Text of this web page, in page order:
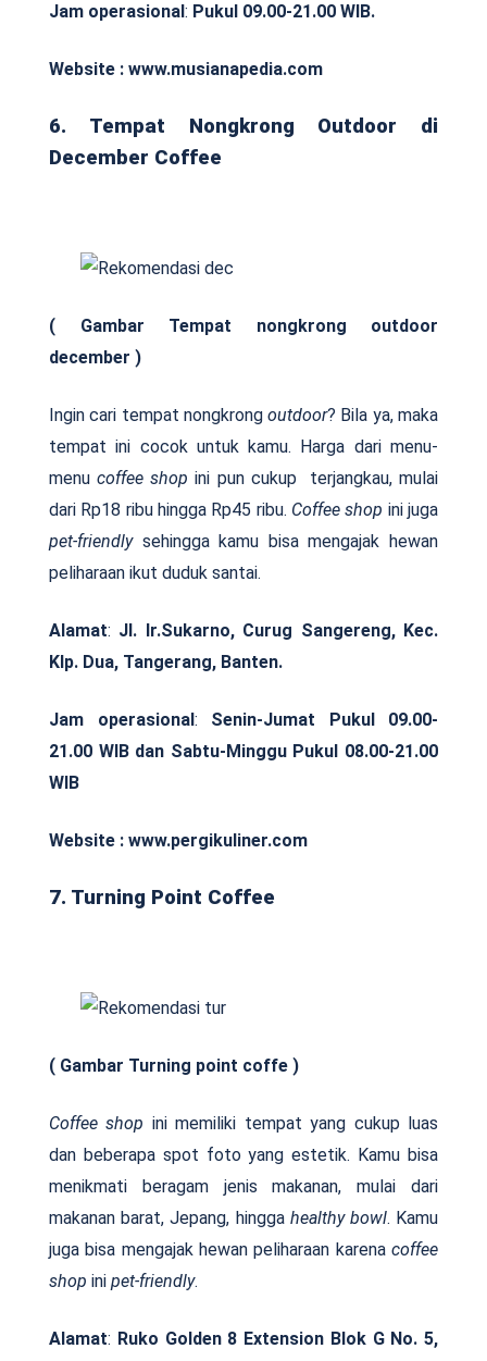
Jam operasional : Pukul 09.00-21.00 WIB.
Website : www.musianapedia.com
6. Tempat Nongkrong Outdoor di
December Coffee
( Gambar Tempat nongkrong outdoor
december )
Ingin cari tempat nongkrongoutdoor? Bila ya, maka
tempat ini cocok untuk kamu. Harga dari menu-
menucoffee shopini pun cukup terjangkau, mulai
dari Rp18 ribu hingga Rp45 ribu. Coffee shop ini juga
pet-friendlysehingga kamu bisa mengajak hewan
peliharaan ikut duduk santai.
Alamat: Jl. Ir.Sukarno, Curug Sangereng, Kec.
Klp. Dua, Tangerang, Banten.
Jam operasional: Senin-Jumat Pukul 09.00-
21.00 WIB dan Sabtu-Minggu Pukul 08.00-21.00
WIB
Website : www.pergikuliner.com
7. Turning Point Coffee
( Gambar Turning point coffe )
Coffee shop ini memiliki tempat yang cukup luas
dan beberapa spot foto yang estetik. Kamu bisa
menikmati beragam jenis makanan, mulai dari
makanan barat, Jepang, hingga healthy bowl. Kamu
juga bisa mengajak hewan peliharaan karena coffee
shop ini pet-friendly.
Alamat: Ruko Golden 8 Extension Blok G No. 5,